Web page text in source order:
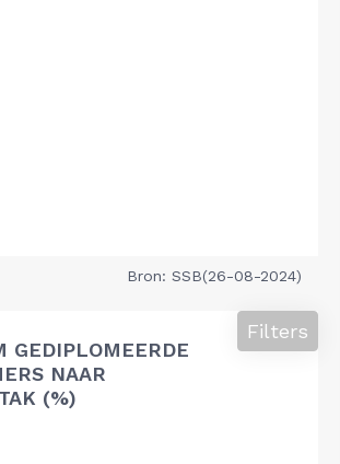
Bron: SSB(26-08-2024)
GEDIPLOMEERDE
NAAR
(%)
Filters